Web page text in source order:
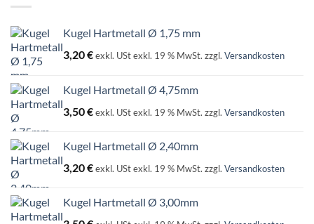
Kugel Hartmetall Ø 1,75 mm
3,20€exkl. UStexkl. 19 % MwSt. zzgl. Versandkosten
Kugel Hartmetall Ø 4,75mm
3,50€exkl. UStexkl. 19 % MwSt. zzgl. Versandkosten
Kugel Hartmetall Ø 2,40mm
3,20€exkl. UStexkl. 19 % MwSt. zzgl. Versandkosten
Kugel Hartmetall Ø 3,00mm